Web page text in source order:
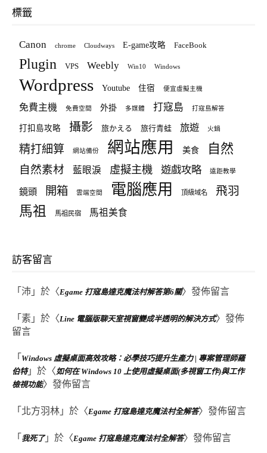
標籤
Canon chrome Cloudways E-game攻略 FaceBook
Plugin VPS Weebly Win10 Windows
Wordpress Youtube 住宿 便宜虛擬主機
免費主機 免費空間 外掛 多媒體 打寇島 打寇島解答
打扣島攻略 攝影 旅かえる 旅行青蛙 旅遊 火鍋
精打細算 網站備份 網站應用 美食 自然
自然素材 藍眼淚 虛擬主機 遊戲攻略 遠距教學
鏡頭 開箱 雲端空間 電腦應用 頂級域名 飛羽
馬祖 馬祖民宿 馬祖美食
訪客留言
「 沛 」於〈Egame 打寇島達克魔法村解答第6關〉發佈留言
「 素 」於〈Line 電腦版聊天室視窗變成半透明的解決方式〉發佈
留言
「 Windows 虛擬桌面高效攻略：必學技巧提升生產力 | 專案管理師羅
伯特」於〈 如何在 Windows 10 上使用虛擬桌面(多視窗工作)與工作
檢視功能〉發佈留言
「 北方羽林 」於〈Egame 打寇島達克魔法村全解答〉發佈留言
「 我死了」於〈Egame 打寇島達克魔法村全解答〉發佈留言